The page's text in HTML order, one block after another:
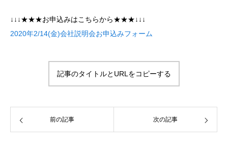
↓↓↓★★★お申込みはこちらから★★★↓↓↓
2020年2/14(金)会社説明会お申込みフォーム
記事のタイトルとURLをコピーする
前の記事 次の記事